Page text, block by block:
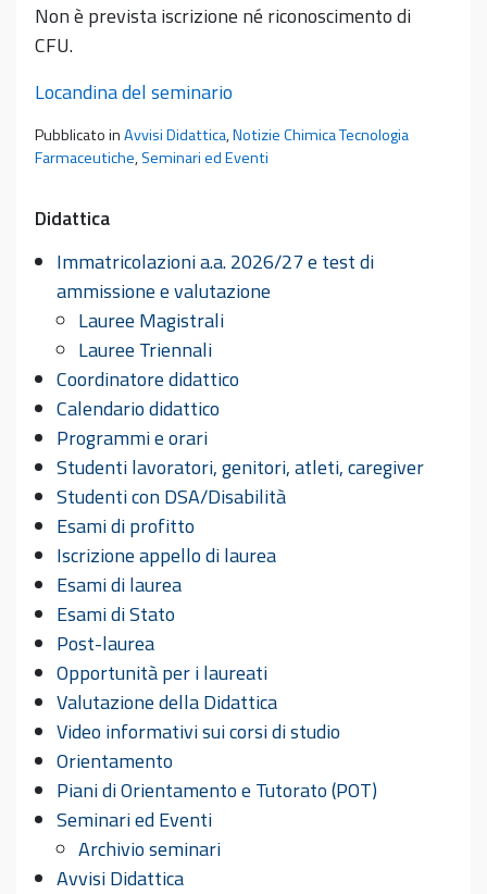
Non è prevista iscrizione né riconoscimento di
CFU.
Locandina del seminario
Pubblicato inAvvisi Didattica,Notizie Chimica Tecnologia
Farmaceutiche,Seminari ed Eventi
Didattica
Immatricolazioni a.a. 2026/27 e test di
ammissione e valutazione
Lauree Magistrali
Lauree Triennali
Coordinatore didattico
Calendario didattico
Programmi e orari
Studenti lavoratori, genitori, atleti, caregiver
Studenti con DSA/Disabilità
Esami di profitto
Iscrizione appello di laurea
Esami di laurea
Esami di Stato
Post-laurea
Opportunità per i laureati
Valutazione della Didattica
Video informativi sui corsi di studio
Orientamento
Piani di Orientamento e Tutorato (POT)
Seminari ed Eventi
Archivio seminari
Avvisi Didattica